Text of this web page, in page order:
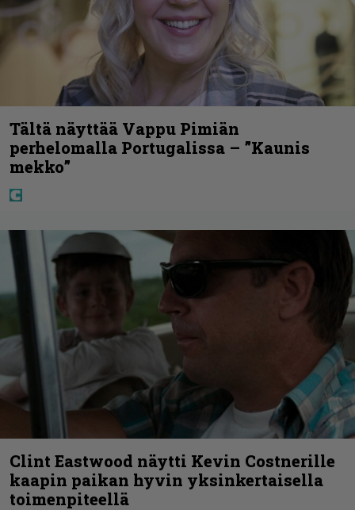
Tältä näyttää Vappu Pimiän
perhelomalla Portugalissa – ”Kaunis
mekko”
Clint Eastwood näytti Kevin Costnerille
kaapin paikan hyvin yksinkertaisella
toimenpiteellä